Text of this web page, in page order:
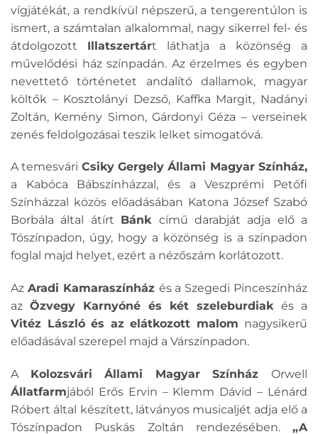
vígjátékát, a rendkívül népszerű, a tengerentúlon is
ismert, a számtalan alkalommal, nagy sikerrel fel- és
átdolgozott Illatszertárt láthatja a közönség a
művelődési ház színpadán. Az érzelmes és egyben
nevettető történetet andalító dallamok, magyar
költők – Kosztolányi Dezső, Kaffka Margit, Nadányi
Zoltán, Kemény Simon, Gárdonyi Géza – verseinek
zenés feldolgozásai teszik lelket simogatóvá.
A temesvári Csiky Gergely Állami Magyar Színház,
a Kabóca Bábszínházzal, és a Veszprémi Petőfi
Színházzal közös előadásában Katona József Szabó
Borbála által átírt Bánk című darabját adja elő a
Tószínpadon, úgy, hogy a közönség is a színpadon
foglal majd helyet, ezért a nézőszám korlátozott.
Az Aradi Kamaraszínház és a Szegedi Pinceszínház
azÖzvegy Karnyóné és két szeleburdiakés a
Vitéz László és az elátkozott malom nagysikerű
előadásával szerepel majd a Várszínpadon.
A Kolozsvári Állami Magyar SzínházOrwell
Állatfarmjából Erős Ervin – Klemm Dávid – Lénárd
Róbert által készített, látványos musicaljét adja elő a
Tószínpadon Puskás Zoltán rendezésében. „A